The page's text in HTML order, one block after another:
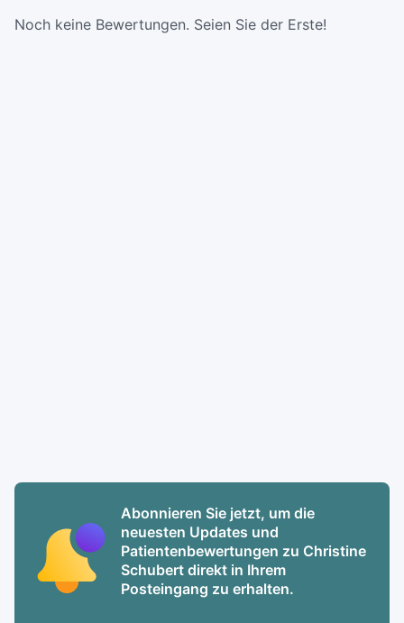
Noch keine Bewertungen. Seien Sie der Erste!
Abonnieren Sie jetzt, um die
neuesten Updates und
Patientenbewertungen zu Christine
Schubert direkt in Ihrem
Posteingang zu erhalten.